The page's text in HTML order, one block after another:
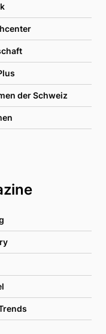
der Schweiz